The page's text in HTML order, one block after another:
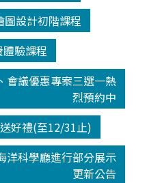
設計初階課程
驗課程
會議優惠專案三選一熱
烈預約中
好禮(至12/31止)
洋科學廳進行部分展示
更新公告